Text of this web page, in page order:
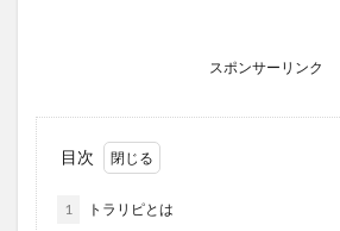
スポンサーリンク
目次
1 トラリピとは